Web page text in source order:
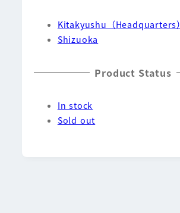
Kitakyushu（Headquarters）
Shizuoka
Product Status
In stock
Sold out